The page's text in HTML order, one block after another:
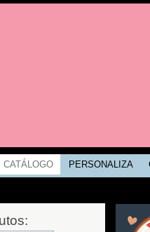
CATÁLOGO PERSONALIZA